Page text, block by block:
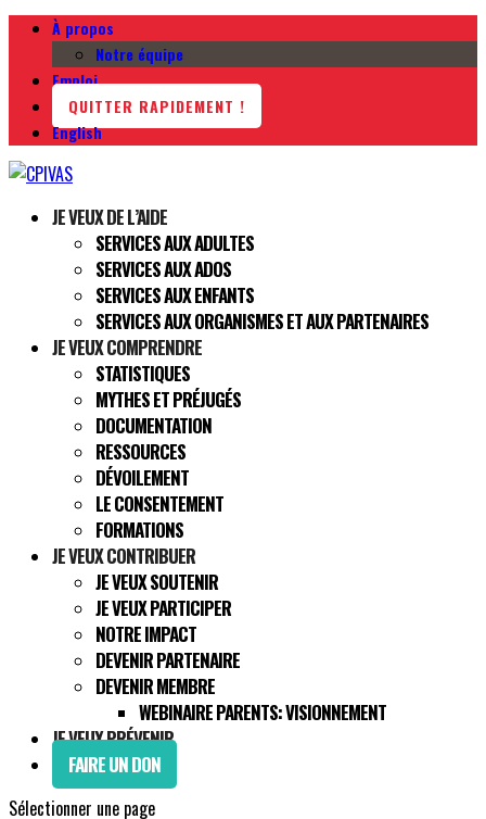
À propos
Notre équipe
Emploi
QUITTER RAPIDEMENT !
English
JE VEUX DE L’AIDE
SERVICES AUX ADULTES
SERVICES AUX ADOS
SERVICES AUX ENFANTS
SERVICES AUX ORGANISMES ET AUX PARTENAIRES
JE VEUX COMPRENDRE
STATISTIQUES
MYTHES ET PRÉJUGÉS
DOCUMENTATION
RESSOURCES
DÉVOILEMENT
LE CONSENTEMENT
FORMATIONS
JE VEUX CONTRIBUER
JE VEUX SOUTENIR
JE VEUX PARTICIPER
NOTRE IMPACT
DEVENIR PARTENAIRE
DEVENIR MEMBRE
WEBINAIRE PARENTS: VISIONNEMENT
JE VEUX PRÉVENIR
FAIRE UN DON
Sélectionner une page